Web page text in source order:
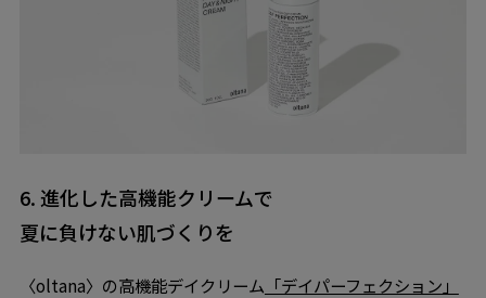
6. 進化した高機能クリームで
夏に負けない肌づくりを
〈oltana〉の高機能デイクリーム 「デイパーフェクション」